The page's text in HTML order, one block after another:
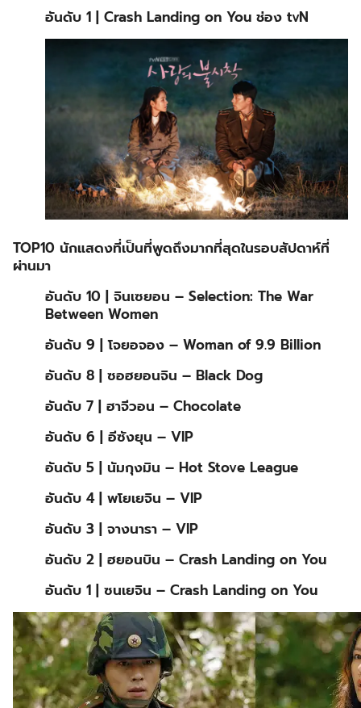
อันดับ 1 | Crash Landing on You ช่อง tvN
TOP10 นักแสดงที่เป็นที่พูดถึงมากที่สุดในรอบสัปดาห์ที่
ผ่านมา
อันดับ 10 | จินเซยอน – Selection: The War
Between Women
อันดับ 9 | โจยอจอง – Woman of 9.9 Billion
อันดับ 8 | ซอฮยอนจิน – Black Dog
อันดับ 7 | ฮาจีวอน – Chocolate
อันดับ 6 | อีซังยุน – ​VIP
อันดับ 5 | นัมกุงมิน – Hot Stove League
อันดับ 4 | พโยเยจิน – VIP
อันดับ 3 | จางนารา – VIP
อันดับ 2 | ฮยอนบิน – Crash Landing on You
อันดับ 1 | ซนเยจิน – Crash Landing on You